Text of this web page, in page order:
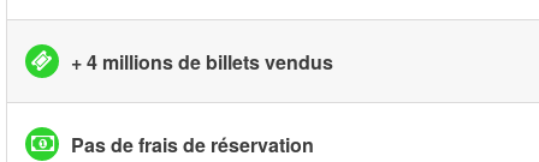
+ 4 millions de billets vendus
Pas de frais de réservation